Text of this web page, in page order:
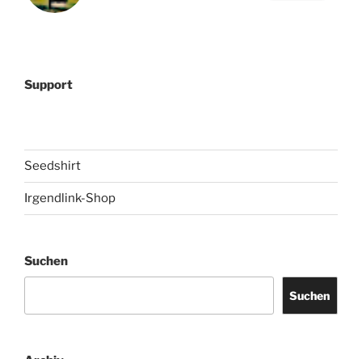
Support
Seedshirt
Irgendlink-Shop
Suchen
Suchen